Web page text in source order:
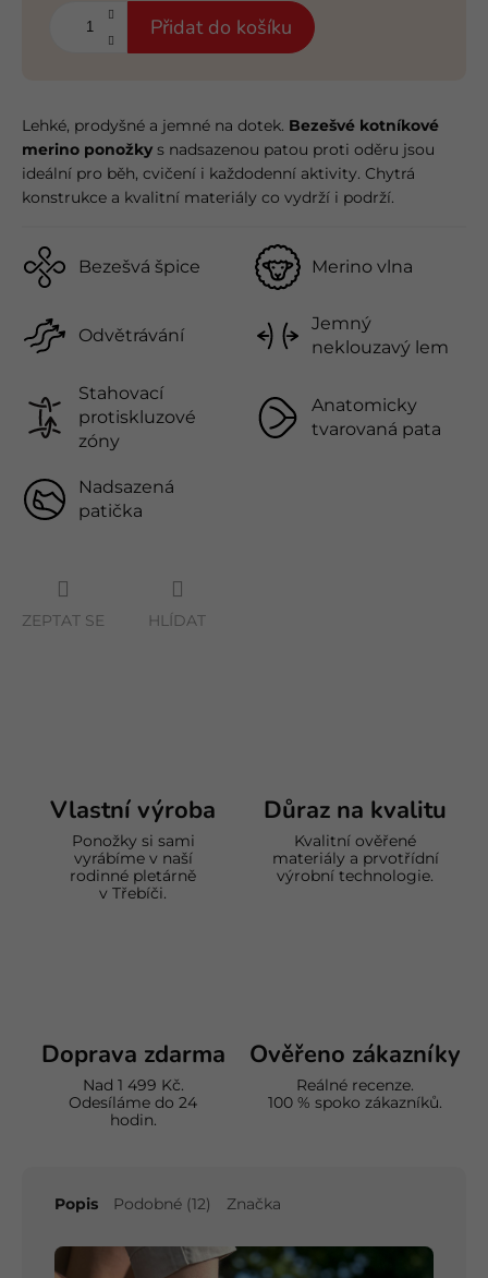
Přidat do košíku
Lehké, prodyšné a jemné na dotek. Bezešvé kotníkové
merino ponožky s nadsazenou patou proti oděru jsou
ideální pro běh, cvičení i každodenní aktivity. Chytrá
konstrukce a kvalitní materiály co vydrží i podrží.
Bezešvá špice Merino vlna
Odvětrávání
Jemný
neklouzavý lem
Stahovací
protiskluzové
zóny
Anatomicky
tvarovaná pata
Nadsazená
patička
ZEPTAT SE HLÍDAT
Vlastní výroba
Ponožky si sami
vyrábíme v naší
rodinné pletárně
v Třebíči.
Důraz na kvalitu
Kvalitní ověřené
materiály a prvotřídní
výrobní technologie.
Doprava zdarma
Nad 1 499 Kč.
Odesíláme do 24
hodin.
Ověřeno zákazníky
Reálné recenze.
100 % spoko zákazníků.
Popis Podobné (12) Značka